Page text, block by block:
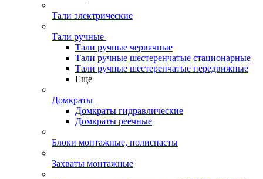
Тали электрические
Тали ручные
Тали ручные червячные
Тали ручные шестеренчатые стационарные
Тали ручные шестеренчатые передвижные
Еще
Домкраты
Домкраты гидравлические
Домкраты реечные
Блоки монтажные, полиспасты
Захваты монтажные